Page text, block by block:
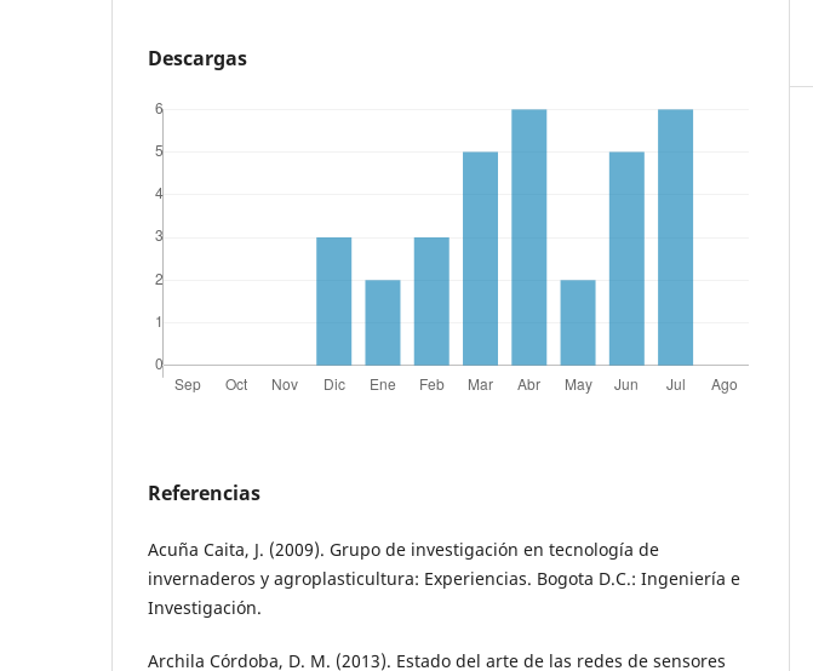
Descargas
Referencias
Acuña Caita, J. (2009). Grupo de investigación en tecnología de
invernaderos y agroplasticultura: Experiencias. Bogota D.C.: Ingeniería e
Investigación.
Archila Córdoba, D. M. (2013). Estado del arte de las redes de sensores